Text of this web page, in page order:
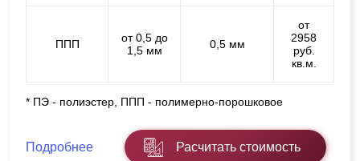
ППП
от 0,5 до
1,5 мм
0,5 мм
от
2958
руб.
кв.м.
* ПЭ - полиэстер, ППП - полимерно-порошковое
Подробнее Расчитать стоимость